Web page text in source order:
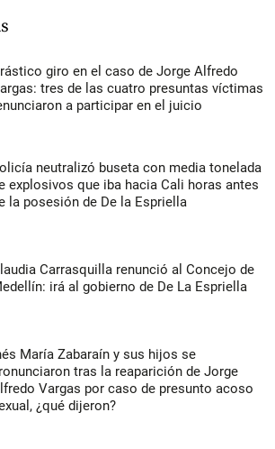
giro en el caso de Jorge Alfredo
tres de las cuatro presuntas víctimas
a participar en el juicio
neutralizó buseta con media tonelada
explosivos que iba hacia Cali horas antes
la posesión de De la Espriella
Carrasquilla renunció al Concejo de
irá al gobierno de De La Espriella
María Zabaraín y sus hijos se
tras la reaparición de Jorge
Vargas por caso de presunto acoso
¿qué dijeron?